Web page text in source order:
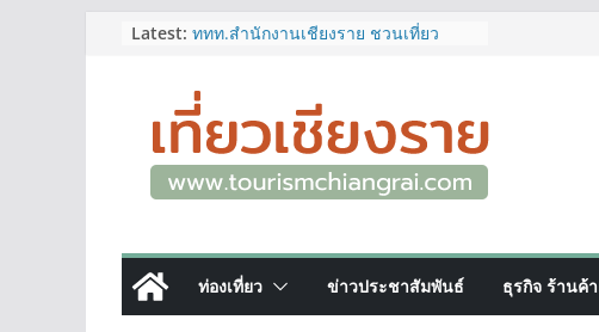
Latest: ททท.สำนักงานเชียงราย ชวนเที่ยว
เก็บแสตมป์ครบ แล้วรับของที่ระลึกสุด
พิเศษ! ทันที
เลขสวย หมวด ขจ เปิดประมูลออนไลน์
แล้ววันนี้ เลขเด่น เลขมงคล ความหมาย
ดีมีให้เลือกหลากหลายทั้ง 301 หมายเลข
จ.เชียงราย ที่ไม่ควรพลาด!
12–16 ส.ค.นี้ เตรียมพบกับมหกรรมสุด
ยิ่งใหญ่แห่งปี “อุตสาหกรรมแฟร์ ล้านนา
ตะวันออก 2026”
ท่องเที่ยว ข่าวประชาสัมพันธ์ ธุรกิจ ร้านค้